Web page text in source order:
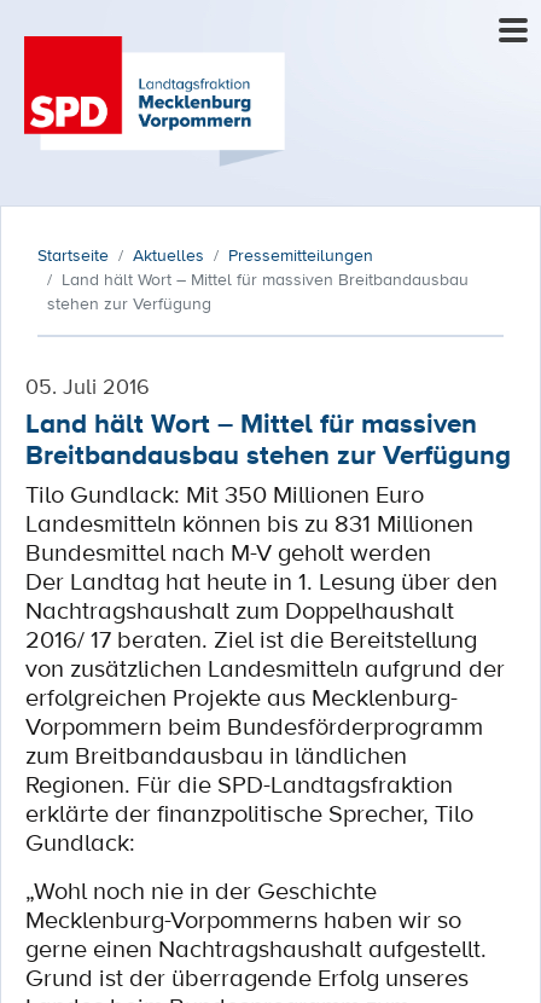
Startseite Aktuelles
Pressemitteilungen
Land hält Wort – Mittel für massiven Breitbandausbau
stehen zur Verfügung
05. Juli 2016
Land hält Wort – Mittel für massiven
Breitbandausbau stehen zur Verfügung
Tilo Gundlack: Mit 350 Millionen Euro
Landesmitteln können bis zu 831 Millionen
Bundesmittel nach M-V geholt werden
Der Landtag hat heute in 1. Lesung über den
Nachtragshaushalt zum Doppelhaushalt
2016/ 17 beraten. Ziel ist die Bereitstellung
von zusätzlichen Landesmitteln aufgrund der
erfolgreichen Projekte aus Mecklenburg-
Vorpommern beim Bundesförderprogramm
zum Breitbandausbau in ländlichen
Regionen. Für die SPD-Landtagsfraktion
erklärte der finanzpolitische Sprecher, Tilo
Gundlack:
„Wohl noch nie in der Geschichte
Mecklenburg-Vorpommerns haben wir so
gerne einen Nachtragshaushalt aufgestellt.
Grund ist der überragende Erfolg unseres